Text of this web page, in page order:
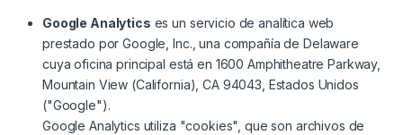
Google Analytics es un servicio de analítica web
prestado por Google, Inc., una compañía de Delaware
cuya oficina principal está en 1600 Amphitheatre Parkway,
Mountain View (California), CA 94043, Estados Unidos
("Google").
Google Analytics utiliza "cookies", que son archivos de